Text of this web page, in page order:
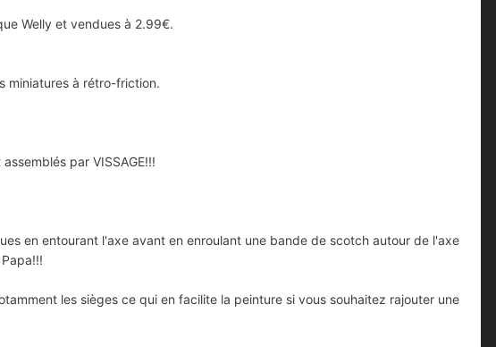
Welly et vendues à 2.99€.
miniatures à rétro-friction.
par VISSAGE!!!
en entourant l'axe avant en enroulant une bande de scotch autour de l'axe
les sièges ce qui en facilite la peinture si vous souhaitez rajouter une